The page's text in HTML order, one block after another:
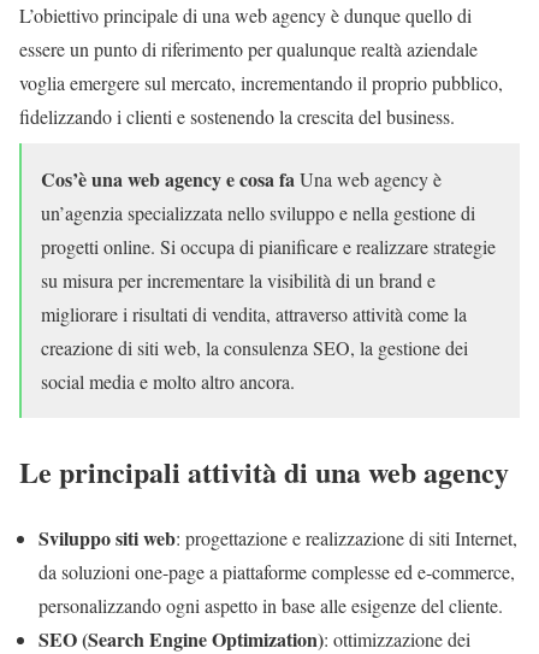
L’obiettivo principale di una web agency è dunque quello di
essere un punto di riferimento per qualunque realtà aziendale
voglia emergere sul mercato, incrementando il proprio pubblico,
fidelizzando i clienti e sostenendo la crescita del business.
Cos’è una web agency e cosa faUna web agency è
un’agenzia specializzata nello sviluppo e nella gestione di
progetti online. Si occupa di pianificare e realizzare strategie
su misura per incrementare la visibilità di un brand e
migliorare i risultati di vendita, attraverso attività come la
creazione di siti web, la consulenza SEO, la gestione dei
social media e molto altro ancora.
Le principali attività di una web agency
Sviluppo siti web: progettazione e realizzazione di siti Internet,
da soluzioni one-page a piattaforme complesse ed e-commerce,
personalizzando ogni aspetto in base alle esigenze del cliente.
SEO (Search Engine Optimization): ottimizzazione dei